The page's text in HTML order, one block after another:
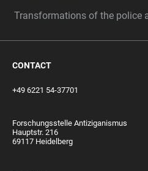
Transformations of the police
CONTACT
+49 6221 54-37701
Forschungsstelle Antiziganismus
Hauptstr. 216
69117 Heidelberg